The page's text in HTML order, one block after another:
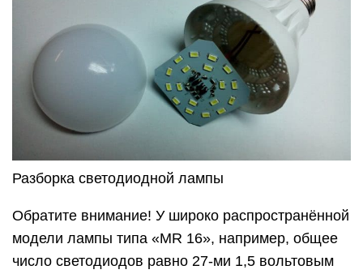
Разборка светодиодной лампы
Обратите внимание! У широко распространённой
модели лампы типа «MR 16», например, общее
число светодиодов равно 27-ми 1,5 вольтовым